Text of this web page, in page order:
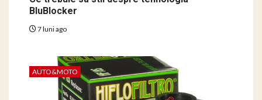
BluBlocker
7 luni ago
AUTO&MOTO